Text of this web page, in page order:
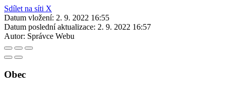
Sdílet na síti X
Datum vložení: 2. 9. 2022 16:55
Datum poslední aktualizace: 2. 9. 2022 16:57
Autor: Správce Webu
Obec